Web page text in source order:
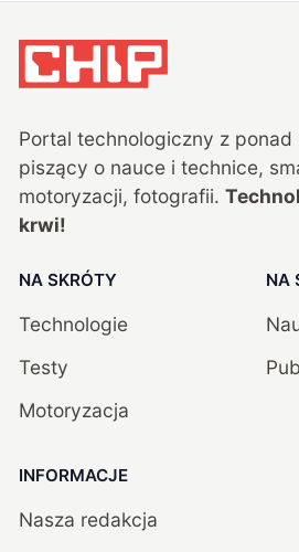
Portal technologiczny z ponad
piszący o nauce i technice,
motoryzacji, fotografii.
krwi!
NA SKRÓTY
Technologie
Testy
Motoryzacja
NA
INFORMACJE
Nasza redakcja